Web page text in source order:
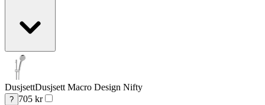
DusjsettDusjsett Macro Design Nifty
? 705 kr